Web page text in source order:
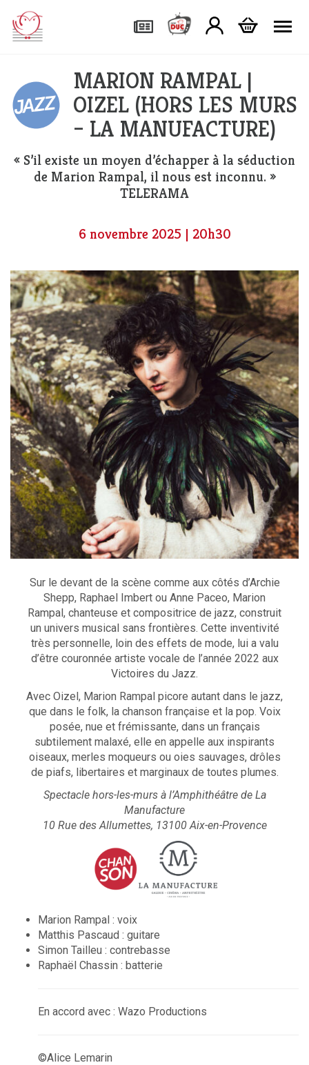
MARION RAMPAL |
OIZEL (HORS LES MURS
– LA MANUFACTURE)
« S’il existe un moyen d’échapper à la séduction
de Marion Rampal, il nous est inconnu. »
TELERAMA
6 novembre 2025 | 20h30
Sur le devant de la scène comme aux côtés d’Archie
Shepp, Raphael Imbert ou Anne Paceo, Marion
Rampal, chanteuse et compositrice de jazz, construit
un univers musical sans frontières. Cette inventivité
très personnelle, loin des effets de mode, lui a valu
d’être couronnée artiste vocale de l’année 2022 aux
Victoires du Jazz.
Avec Oizel, Marion Rampal picore autant dans le jazz,
que dans le folk, la chanson française et la pop. Voix
posée, nue et frémissante, dans un français
subtilement malaxé, elle en appelle aux inspirants
oiseaux, merles moqueurs ou oies sauvages, drôles
de piafs, libertaires et marginaux de toutes plumes.
Spectacle hors-les-murs à l’Amphithéâtre de La
Manufacture
10 Rue des Allumettes, 13100 Aix-en-Provence
Marion Rampal : voix
Matthis Pascaud : guitare
Simon Tailleu : contrebasse
Raphaël Chassin : batterie
En accord avec : Wazo Productions
©Alice Lemarin